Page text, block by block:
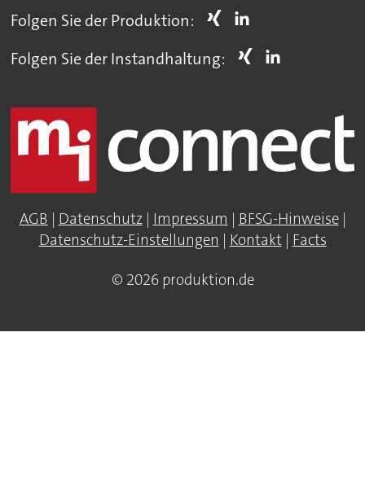
Folgen Sie der Produktion:
Folgen Sie der Instandhaltung:
AGB | Datenschutz| Impressum | BFSG-Hinweise|
Datenschutz-Einstellungen | Kontakt| Facts
© 2026 produktion.de